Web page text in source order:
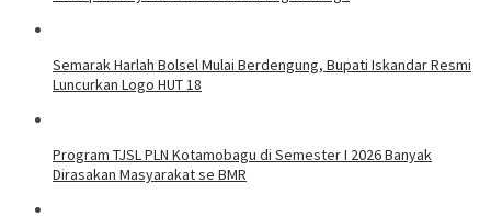
Semarak Harlah Bolsel Mulai Berdengung, Bupati Iskandar Resmi
Luncurkan Logo HUT 18
Program TJSL PLN Kotamobagu di Semester I 2026 Banyak
Dirasakan Masyarakat se BMR